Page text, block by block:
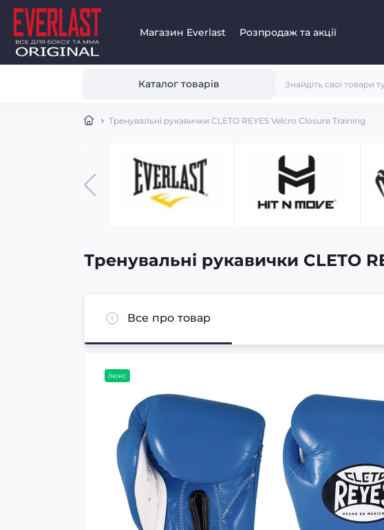
Магазин Everlast Розпродаж та акції
Каталог товарів
Тренувальні рукавички CLETO REYES Velcro Closure Training
Тренувальні рукавички CLETO
Все про товар
люкс